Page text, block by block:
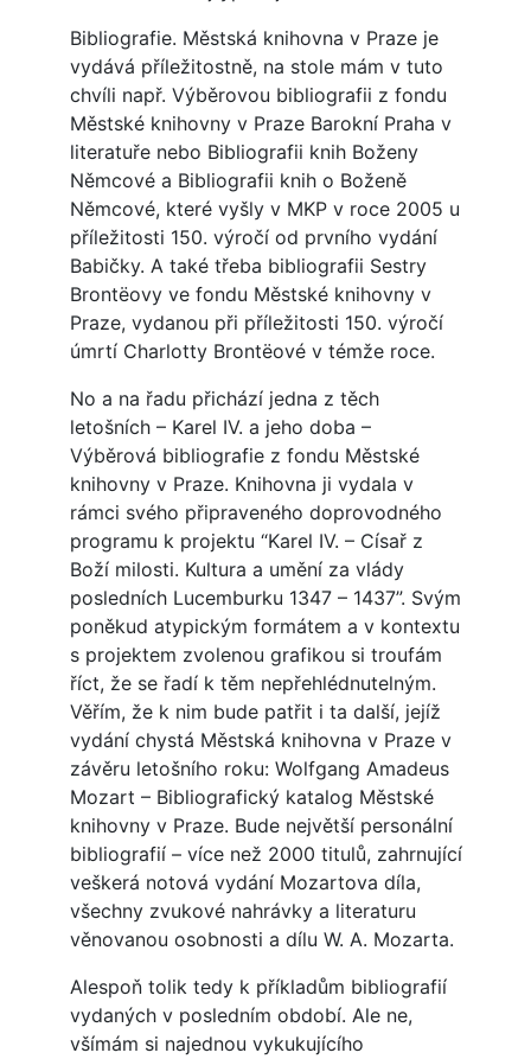
Bibliografie. Městská knihovna v Praze je
vydává příležitostně, na stole mám v tuto
chvíli např. Výběrovou bibliografii z fondu
Městské knihovny v Praze Barokní Praha v
literatuře nebo Bibliografii knih Boženy
Němcové a Bibliografii knih o Boženě
Němcové, které vyšly v MKP v roce 2005 u
příležitosti 150. výročí od prvního vydání
Babičky. A také třeba bibliografii Sestry
Brontëovy ve fondu Městské knihovny v
Praze, vydanou při příležitosti 150. výročí
úmrtí Charlotty Brontëové v témže roce.
No a na řadu přichází jedna z těch
letošních – Karel IV. a jeho doba –
Výběrová bibliografie z fondu Městské
knihovny v Praze. Knihovna ji vydala v
rámci svého připraveného doprovodného
programu k projektu “Karel IV. – Císař z
Boží milosti. Kultura a umění za vlády
posledních Lucemburku 1347 – 1437”. Svým
poněkud atypickým formátem a v kontextu
s projektem zvolenou grafikou si troufám
říct, že se řadí k těm nepřehlédnutelným.
Věřím, že k nim bude patřit i ta další, jejíž
vydání chystá Městská knihovna v Praze v
závěru letošního roku: Wolfgang Amadeus
Mozart – Bibliografický katalog Městské
knihovny v Praze. Bude největší personální
bibliografií – více než 2000 titulů, zahrnující
veškerá notová vydání Mozartova díla,
všechny zvukové nahrávky a literaturu
věnovanou osobnosti a dílu W. A. Mozarta.
Alespoň tolik tedy k příkladům bibliografií
vydaných v posledním období. Ale ne,
všímám si najednou vykukujícího